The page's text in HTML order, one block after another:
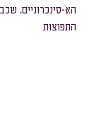
הא-סינכרוניים,
התפוצות